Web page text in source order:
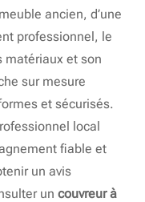
ancien, d’une
professionnel, le
matériaux et son
sur mesure
et sécurisés.
local
fiable et
un avis
uncouvreur à